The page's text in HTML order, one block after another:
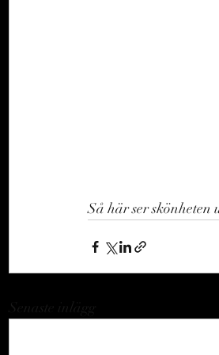
Så här ser skönheten
Senaste inlägg